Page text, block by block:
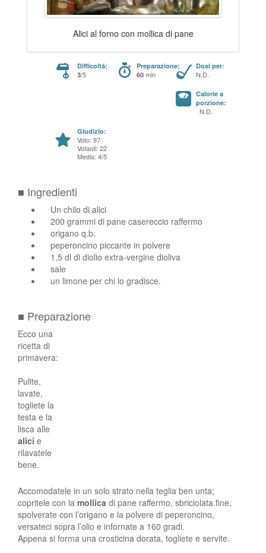
Alici al forno con mollica di pane
Difficoltá:
3/5
Preparazione:
60 min
Dosi per:
N.D.
Calorie a
porzione:
N.D.
Giudizio:
Voto: 97
Votanti: 22
Media: 4/5
■ Ingredienti
Un chilo di alici
200 grammi di pane casereccio raffermo
origano q.b.
peperoncino piccante in polvere
1,5 dl di diolio extra-vergine dioliva
sale
un limone per chi lo gradisce.
■ Preparazione
Ecco una
ricetta di
primavera:
Pulite,
lavate,
togliete la
testa e la
lisca alle
alici e
rilavatele
bene.
Accomodatele in un solo strato nella teglia ben unta;
copritele con la mollica di pane raffermo, sbriciolata fine,
spolverate con l’origano e la polvere di peperoncino,
versateci sopra l’olio e infornate a 160 gradi.
Appena si forma una crosticina dorata, togliete e servite.